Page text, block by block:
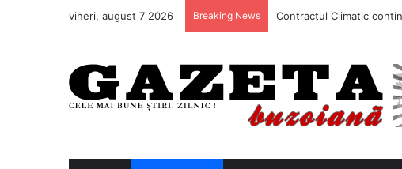
vineri, august 7 2026 Breaking News